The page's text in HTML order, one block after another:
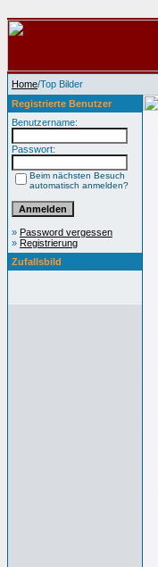
Home/Top Bilder
Registrierte Benutzer
Benutzername:
Passwort:
Beim nächsten Besuch
automatisch anmelden?
» Password vergessen
» Registrierung
Zufallsbild